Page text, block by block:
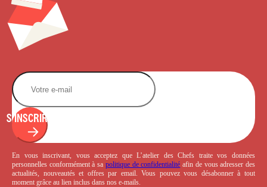
S'INSCRIRE
En vous inscrivant, vous acceptez que L’atelier des Chefs traite vos données
personnelles conformément à sa politique de confidentialité afin de vous adresser des
actualités, nouveautés et offres par email. Vous pouvez vous désabonner à tout
moment grâce au lien inclus dans nos e-mails.